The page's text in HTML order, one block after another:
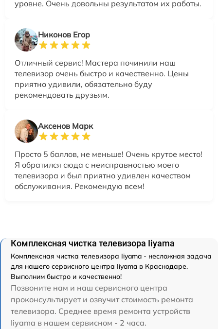
уровне. Очень довольны результатом их работы.
Никонов Егор
Отличный сервис! Мастера починили наш
телевизор очень быстро и качественно. Цены
приятно удивили, обязательно буду
рекомендовать друзьям.
Аксенов Марк
Просто 5 баллов, не меньше! Очень крутое место!
Я обратился сюда с неисправностью моего
телевизора и был приятно удивлен качеством
обслуживания. Рекомендую всем!
Комплексная чистка телевизора Iiyama
Комплексная чистка телевизора Iiyama - несложная задача
для нашего сервисного центра Iiyama в Краснодаре.
Выполним быстро и качественно!
Позвоните нам и наш сервисного центра
проконсультирует и озвучит стоимость ремонта
телевизора. Среднее время ремонта устройств
Iiyama в нашем сервисном - 2 часа.